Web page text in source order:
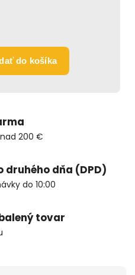
do košíka
200 €
druhého dňa (DPD)
do 10:00
tovar